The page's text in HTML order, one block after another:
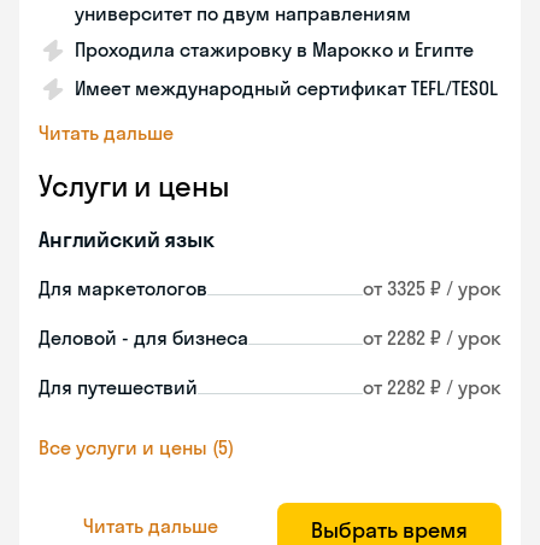
университет по двум направлениям
Проходила стажировку в Марокко и Египте
Имеет международный сертификат TEFL/TESOL
Читать дальше
Услуги и цены
Английский язык
Для маркетологов от 3325 ₽ / урок
Деловой - для бизнеса от 2282 ₽ / урок
Для путешествий от 2282 ₽ / урок
Все услуги и цены (5)
Читать дальше Выбрать время